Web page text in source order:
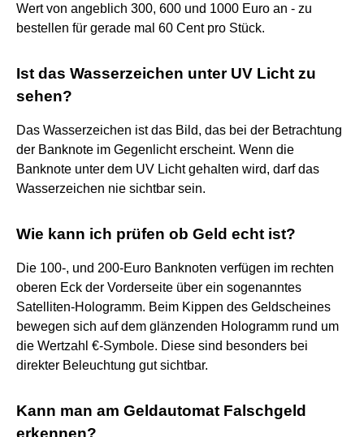
Wert von angeblich 300, 600 und 1000 Euro an - zu
bestellen für gerade mal 60 Cent pro Stück.
Ist das Wasserzeichen unter UV Licht zu
sehen?
Das Wasserzeichen ist das Bild, das bei der Betrachtung
der Banknote im Gegenlicht erscheint. Wenn die
Banknote unter dem UV Licht gehalten wird, darf das
Wasserzeichen nie sichtbar sein.
Wie kann ich prüfen ob Geld echt ist?
Die 100-, und 200-Euro Banknoten verfügen im rechten
oberen Eck der Vorderseite über ein sogenanntes
Satelliten-Hologramm. Beim Kippen des Geldscheines
bewegen sich auf dem glänzenden Hologramm rund um
die Wertzahl €-Symbole. Diese sind besonders bei
direkter Beleuchtung gut sichtbar.
Kann man am Geldautomat Falschgeld
erkennen?